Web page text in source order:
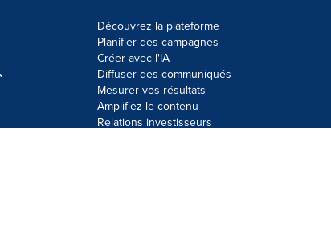
Découvrez la plateforme
Planifier des campagnes
Créer avec l'IA
Diffuser des communiqués
Mesurer vos résultats
Amplifiez le contenu
Relations investisseurs